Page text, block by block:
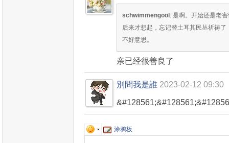
schwimmengool : 是啊。开始还是老
后来才想起，忘记替土耳其民丛祈祷了
不好意思。
亲已经很善良了
別問我是誰 2023-02-12 09:30
涂鸦板